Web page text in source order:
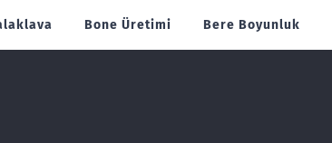
Bone Üretimi Bere Boyunluk